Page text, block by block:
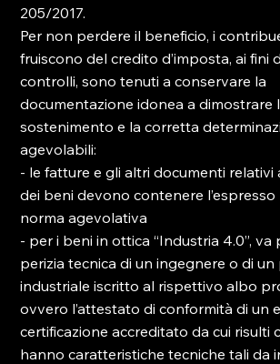
205/2017.
Per non perdere il beneficio, i
fruiscono del credito d’imposta, ai fini
controlli, sono tenuti a conservare la
documentazione idonea a dimostrare
sostenimento e la corretta
agevolabili:
- le fatture e gli altri documenti relativi
dei beni devono contenere
norma agevolativa
- per i beni in ottica “Industria 4.0”,
perizia tecnica di un ingegnere o di un
industriale iscritto al rispettivo albo
ovvero l’attestato di conformità di un
certificazione accreditato da cui risulti
hanno caratteristiche tecniche tali da